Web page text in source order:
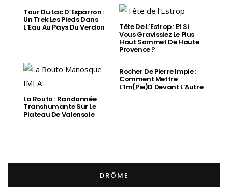
Tour Du Lac D’Esparron :
Un Trek Les Pieds Dans
L’Eau Au Pays Du Verdon Tête De L’Estrop : Et Si
Vous Gravissiez Le Plus
Haut Sommet De Haute
Provence ?
La Routo : Randonnée
Transhumante Sur Le
Plateau De Valensole
Rocher De Pierre Impie :
Comment Mettre
L’Im(Pie)d Devant L’Autre
DRÔME